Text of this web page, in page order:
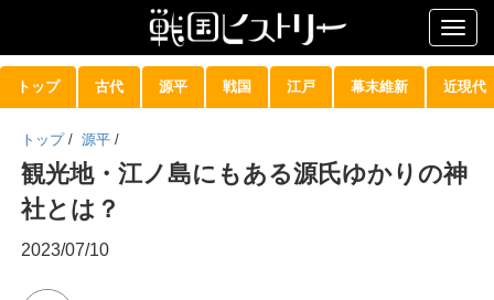
トップ 古代 源平 戦国 江戸 幕末維新 近現代
トップ / 源平 /
観光地・江ノ島にもある源氏ゆかりの神
社とは？
2023/07/10